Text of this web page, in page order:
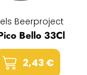
Beerproject
Bello 33Cl
2,43 €